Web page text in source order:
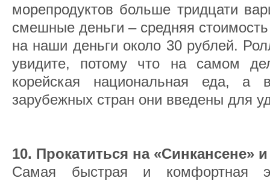
морепродуктов больше тридцати
смешные деньги – средняя
на наши деньги около 30 рублей.
увидите, потому что на самом
корейская национальная еда, а
зарубежных стран они введены для
10. Прокатиться на «Синкансене»
Самая быстрая и комфортная